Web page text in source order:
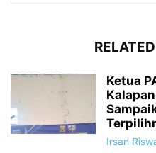
Ketua
Irsan